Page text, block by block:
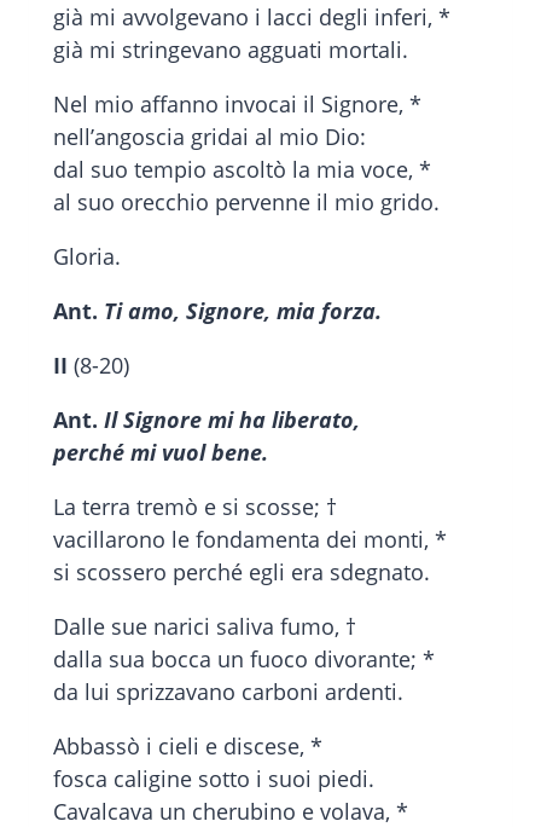
già mi avvolgevano i lacci degli inferi, *
già mi stringevano agguati mortali.
Nel mio affanno invocai il Signore, *
nell’angoscia gridai al mio Dio:
dal suo tempio ascoltò la mia voce, *
al suo orecchio pervenne il mio grido.
Gloria.
Ant. Ti amo, Signore, mia forza.
II (8-20)
Ant. Il Signore mi ha liberato,
perché mi vuol bene.
La terra tremò e si scosse; †
vacillarono le fondamenta dei monti, *
si scossero perché egli era sdegnato.
Dalle sue narici saliva fumo, †
dalla sua bocca un fuoco divorante; *
da lui sprizzavano carboni ardenti.
Abbassò i cieli e discese, *
fosca caligine sotto i suoi piedi.
Cavalcava un cherubino e volava, *